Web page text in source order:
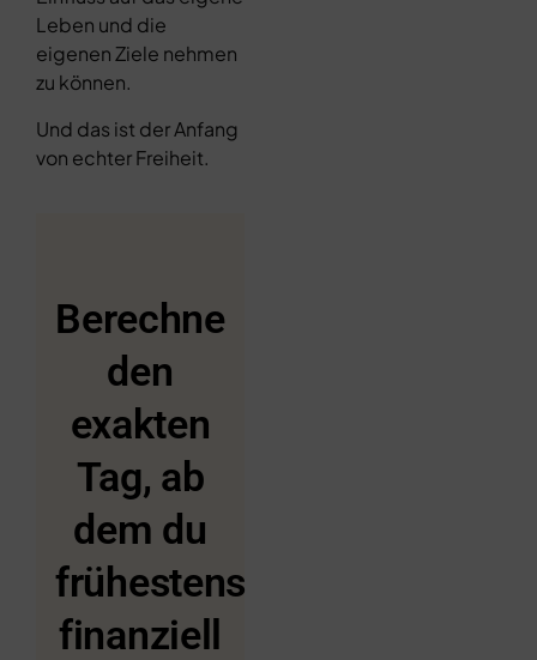
Leben und die
eigenen Ziele nehmen
zu können.
Und das ist der Anfang
von echter Freiheit.
Berechne
den
exakten
Tag, ab
dem du
frühestens
finanziell